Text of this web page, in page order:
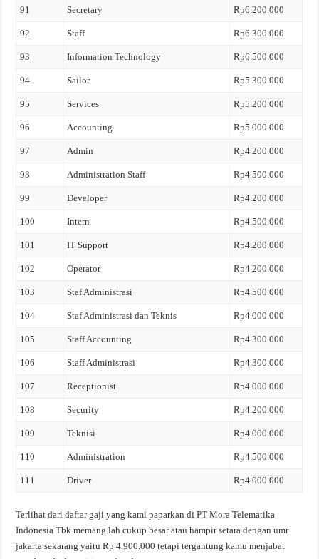
91 Secretary Rp6.200.000
92 Staff Rp6.300.000
93 Information Technology Rp6.500.000
94 Sailor Rp5.300.000
95 Services Rp5.200.000
96 Accounting Rp5.000.000
97 Admin Rp4.200.000
98 Administration Staff Rp4.500.000
99 Developer Rp4.200.000
100 Intern Rp4.500.000
101 IT Support Rp4.200.000
102 Operator Rp4.200.000
103 Staf Administrasi Rp4.500.000
104 Staf Administrasi dan Teknis Rp4.000.000
105 Staff Accounting Rp4.300.000
106 Staff Administrasi Rp4.300.000
107 Receptionist Rp4.000.000
108 Security Rp4.200.000
109 Teknisi Rp4.000.000
110 Administration Rp4.500.000
111 Driver Rp4.000.000
Terlihat dari daftar gaji yang kami paparkan di PT Mora Telematika
Indonesia Tbk memang lah cukup besar atau hampir setara dengan umr
jakarta sekarang yaitu Rp 4.900.000 tetapi tergantung kamu menjabat